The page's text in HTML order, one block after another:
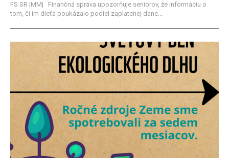
FS SR |MM| Finančná správa upozorňuje seniorov, že informáciu o
tom, či im dieťa poukázalo podiel zaplatenej dane...